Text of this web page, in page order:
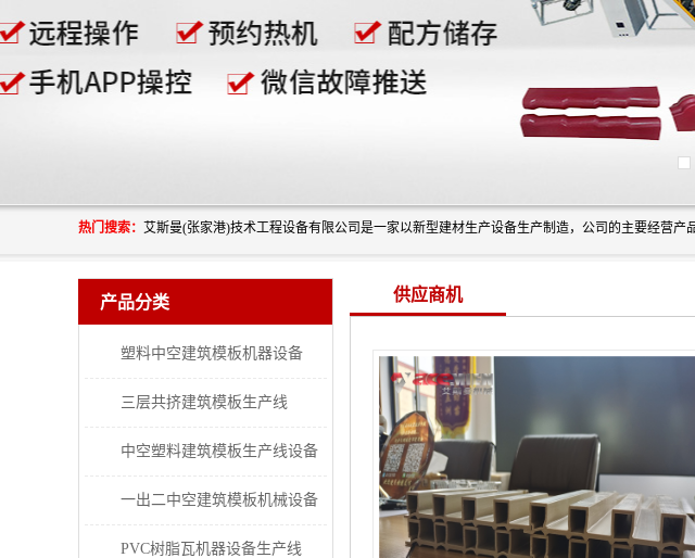
热门搜索：
产品分类
塑料中空建筑模板机器设备
三层共挤建筑模板生产线
中空塑料建筑模板生产线设备
一出二中空建筑模板机械设备
PVC树脂瓦机器设备生产线
供应商机